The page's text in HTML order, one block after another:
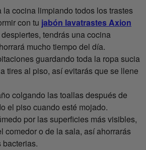
la cocina limpiando todos los trastes
con tu jabón lavatrastes Axion
tendrás una cocina
mucho tiempo del día.
guardando toda la ropa sucia
tires al piso, así evitarás que se llene
colgando las toallas después de
el piso cuando esté mojado.
por las superficies más visibles,
comedor o de la sala, así ahorrarás
bacterias.